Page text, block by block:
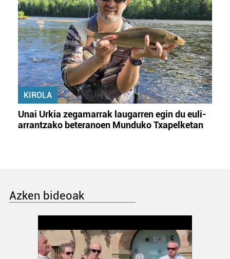
KIROLA
Unai Urkia zegamarrak laugarren egin du euli-
arrantzako beteranoen Munduko Txapelketan
Azken bideoak